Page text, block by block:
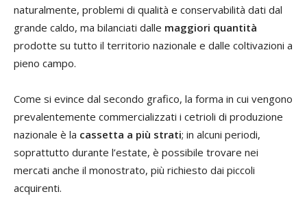
naturalmente, problemi di qualità e conservabilità dati dal
grande caldo, ma bilanciati dalle maggiori quantità
prodotte su tutto il territorio nazionale e dalle coltivazioni a
pieno campo.
Come si evince dal secondo grafico, la forma in cui vengono
prevalentemente commercializzati i cetrioli di produzione
nazionale è la cassetta a più strati; in alcuni periodi,
soprattutto durante l’estate, è possibile trovare nei
mercati anche il monostrato, più richiesto dai piccoli
acquirenti.